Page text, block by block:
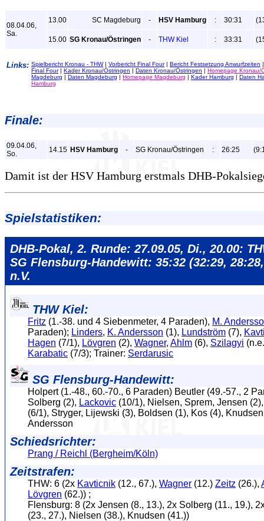
08.04.06,
Sa.
13.00 SC Magdeburg - HSV Hamburg : 30:31
15.00 SG Kronau/Östringen - THW Kiel : 33:31
Links: Spielbericht Kronau - THW| Vorbericht Final Four| Bericht Festsetzung Anwurfzeiten
Final Four| Kader Kronau/Östringen | Daten Kronau/Östringen | Homepage Kronau/
Magdeburg | Daten Magdeburg | Homepage Magdeburg | Kader Hamburg | Daten
Hamburg
Finale:
09.04.06,
So.
14.15 HSV Hamburg - SG Kronau/Östringen : 26:25
Damit ist der HSV Hamburg erstmals DHB-
Spielstatistiken:
DHB-Pokal, 2. Runde: 27.09.05, Di., 20.00:
SG Flensburg-Handewitt: 35:32 (32:29,
n.V.
THW Kiel:
Fritz (1.-38. und 4 Siebenmeter, 4 Paraden), M.
Paraden); Linders, K. Andersson (1), Lundström (7),
Hagen (7/1), Lövgren (2), Wagner, Ahlm (6), Szilagyi
Karabatic (7/3); Trainer: Serdarusic
SG Flensburg-Handewitt:
Holpert (1.-48., 60.-70., 6 Paraden) Beutler (49.-57., 2
Solberg (2), Lackovic (10/1), Nielsen, Sprem, Jensen
(6/1), Stryger, Lijewski (3), Boldsen (1), Kos (4),
Andersson
Schiedsrichter:
Prang / Reichl (Bergheim/Köln)
Zeitstrafen:
THW: 6 (2x Kavticnik (12., 67.), Wagner (12.) Zeitz (26.),
Lövgren (62.)) ;
Flensburg: 8 (2x Jensen (8., 13.), 2x Solberg (11., 19.),
(23., 27.), Nielsen (38.), Knudsen (41.))